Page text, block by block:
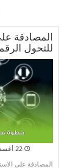
المصادقة
للتحول
22 أغسطس 2024
المصادقة على